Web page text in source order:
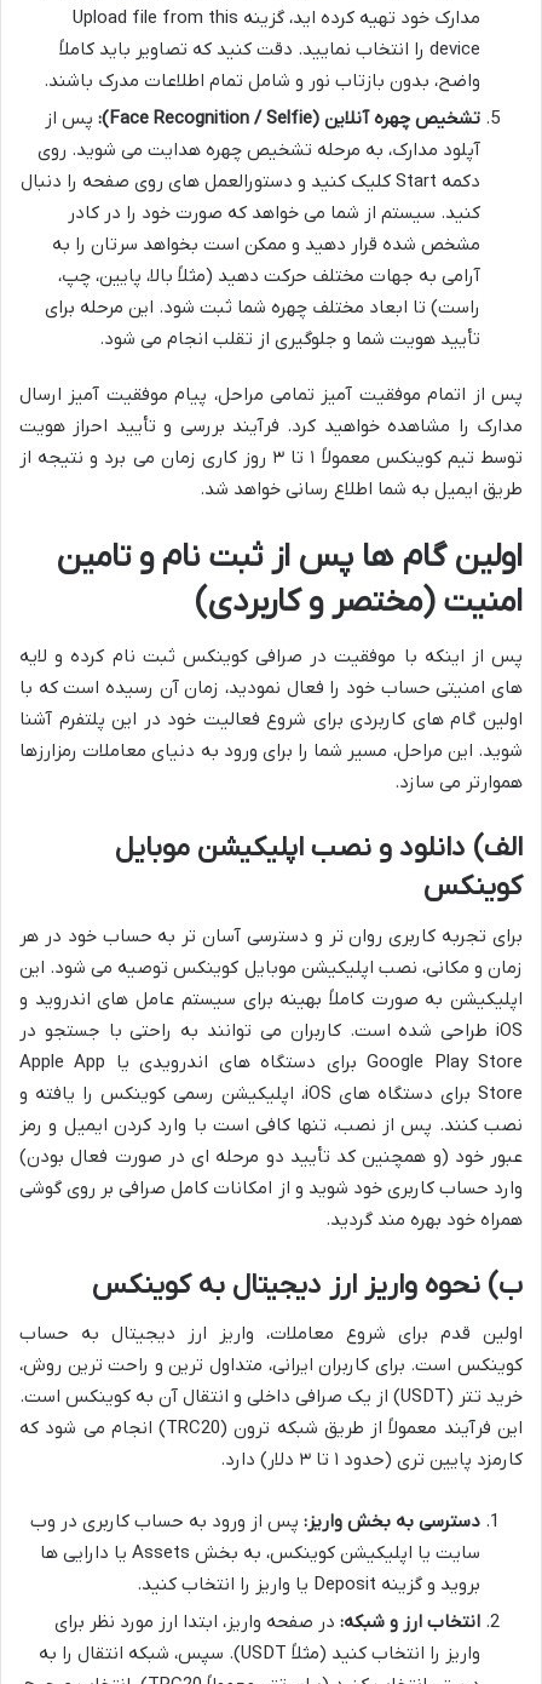
مدارک خود تهیه کرده اید، گزینه Upload file from this
device را انتخاب نمایید. دقت کنید که تصاویر باید کاملاً
واضح، بدون بازتاب نور و شامل تمام اطلاعات مدرک باشند.
تشخیص چهره آنلاین (Face Recognition / Selfie):
پس از
آپلود مدارک، به مرحله تشخیص چهره هدایت می شوید. روی
دکمه Start کلیک کنید و دستورالعمل های روی صفحه را دنبال
کنید. سیستم از شما می خواهد که صورت خود را در کادر
مشخص شده قرار دهید و ممکن است بخواهد سرتان را به
آرامی به جهات مختلف حرکت دهید (مثلاً بالا، پایین، چپ،
راست) تا ابعاد مختلف چهره شما ثبت شود. این مرحله برای
تأیید هویت شما و جلوگیری از تقلب انجام می شود.
پس از اتمام موفقیت آمیز تمامی مراحل، پیام موفقیت آمیز ارسال
مدارک را مشاهده خواهید کرد. فرآیند بررسی و تأیید احراز هویت
توسط تیم کوینکس معمولاً ۱ تا ۳ روز کاری زمان می برد و نتیجه از
طریق ایمیل به شما اطلاع رسانی خواهد شد.
اولین گام ها پس از ثبت نام و تامین
امنیت (مختصر و کاربردی)
پس از اینکه با موفقیت در صرافی کوینکس ثبت نام کرده و لایه
های امنیتی حساب خود را فعال نمودید، زمان آن رسیده است که با
اولین گام های کاربردی برای شروع فعالیت خود در این پلتفرم آشنا
شوید. این مراحل، مسیر شما را برای ورود به دنیای معاملات رمزارزها
هموارتر می سازد.
الف) دانلود و نصب اپلیکیشن موبایل
کوینکس
برای تجربه کاربری روان تر و دسترسی آسان تر به حساب خود در هر
زمان و مکانی، نصب اپلیکیشن موبایل کوینکس توصیه می شود. این
اپلیکیشن به صورت کاملاً بهینه برای سیستم عامل های اندروید و
iOS طراحی شده است. کاربران می توانند به راحتی با جستجو در
Google Play Store برای دستگاه های اندرویدی یا Apple App
Store برای دستگاه های iOS، اپلیکیشن رسمی کوینکس را یافته و
نصب کنند. پس از نصب، تنها کافی است با وارد کردن ایمیل و رمز
عبور خود (و همچنین کد تأیید دو مرحله ای در صورت فعال بودن)
وارد حساب کاربری خود شوید و از امکانات کامل صرافی بر روی گوشی
همراه خود بهره مند گردید.
ب) نحوه واریز ارز دیجیتال به کوینکس
اولین قدم برای شروع معاملات، واریز ارز دیجیتال به حساب
کوینکس است. برای کاربران ایرانی، متداول ترین و راحت ترین روش،
خرید تتر (USDT) از یک صرافی داخلی و انتقال آن به کوینکس است.
این فرآیند معمولاً از طریق شبکه ترون (TRC20) انجام می شود که
کارمزد پایین تری (حدود ۱ تا ۳ دلار) دارد.
دسترسی به بخش واریز: پس از ورود به حساب کاربری در وب
سایت یا اپلیکیشن کوینکس، به بخش Assets یا دارایی ها
بروید و گزینه Deposit یا واریز را انتخاب کنید.
انتخاب ارز و شبکه: در صفحه واریز، ابتدا ارز مورد نظر برای
واریز را انتخاب کنید (مثلاً USDT). سپس، شبکه انتقال را به